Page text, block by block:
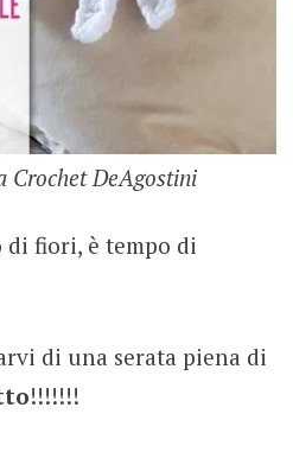
Crochet DeAgostini
di fiori, è tempo di
di una serata piena di
!!!!!!!